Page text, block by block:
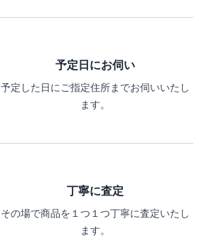
予定日にお伺い
予定した日にご指定住所までお伺いいたし
ます。
丁寧に査定
その場で商品を１つ１つ丁寧に査定いたし
ます。